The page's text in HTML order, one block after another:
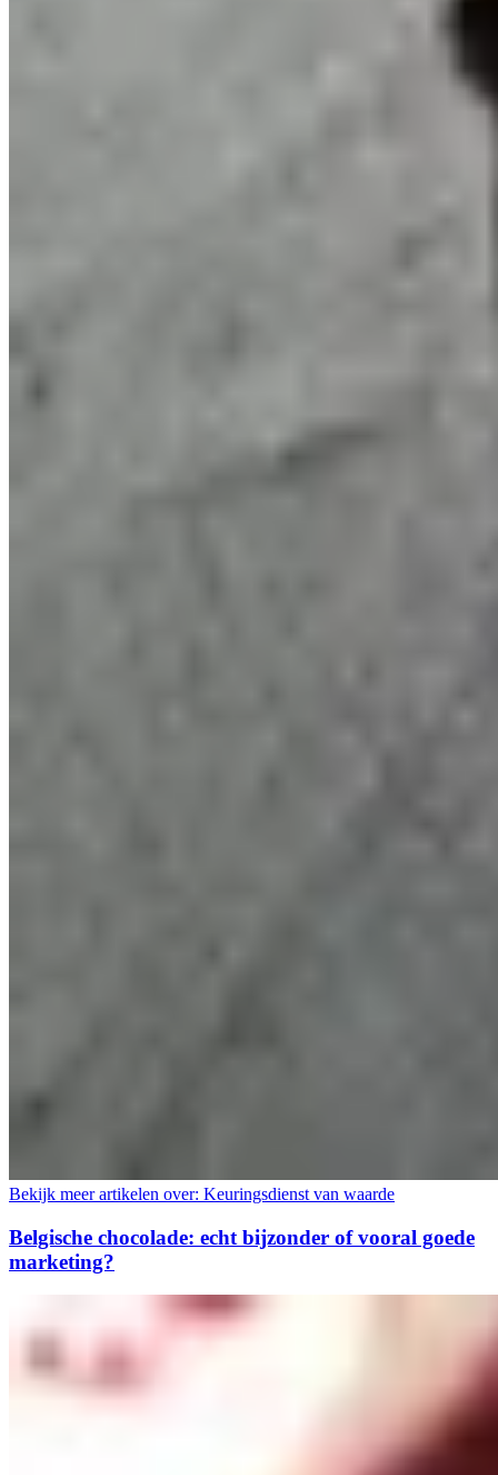
Bekijk meer artikelen over: Keuringsdienst van waarde
Belgische chocolade: echt bijzonder of vooral goede
marketing?